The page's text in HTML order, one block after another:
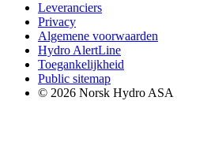
Leveranciers
Privacy
Algemene voorwaarden
Hydro AlertLine
Toegankelijkheid
Public sitemap
© 2026 Norsk Hydro ASA